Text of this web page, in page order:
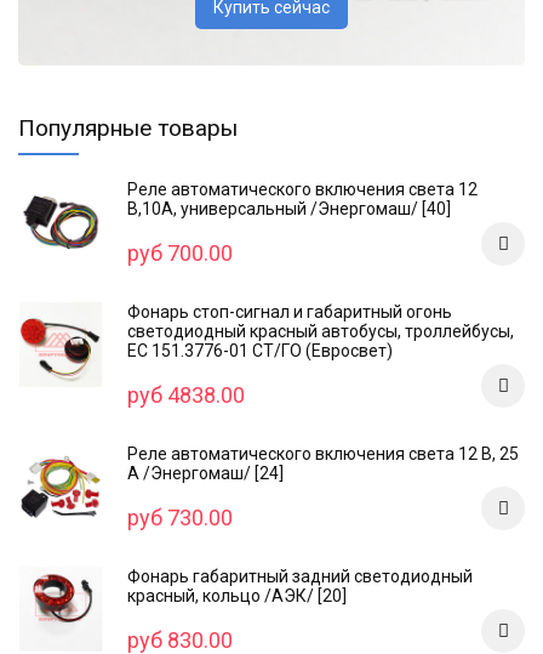
Купить сейчас
Популярные товары
Реле автоматического включения света 12
В,10А, универсальный /Энергомаш/ [40]
руб 700.00
Фонарь стоп-сигнал и габаритный огонь
светодиодный красный автобусы, троллейбусы,
ЕС 151.3776-01 СТ/ГО (Евросвет)
руб 4838.00
Реле автоматического включения света 12 В, 25
А /Энергомаш/ [24]
руб 730.00
Фонарь габаритный задний светодиодный
красный, кольцо /AЭК/ [20]
руб 830.00